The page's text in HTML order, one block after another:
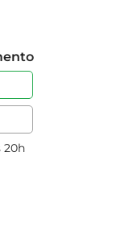
20h